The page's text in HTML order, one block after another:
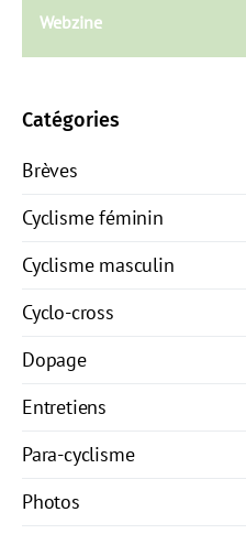
Webzine
Catégories
Brèves
Cyclisme féminin
Cyclisme masculin
Cyclo-cross
Dopage
Entretiens
Para-cyclisme
Photos